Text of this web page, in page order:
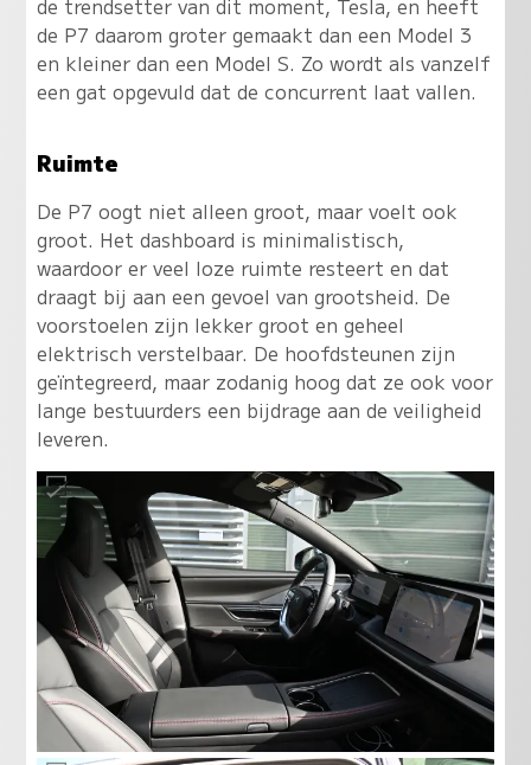
de P7 daarom groter gemaakt dan een Model 3
en kleiner dan een Model S. Zo wordt als vanzelf
een gat opgevuld dat de concurrent laat vallen.
Ruimte
De P7 oogt niet alleen groot, maar voelt ook
groot. Het dashboard is minimalistisch,
waardoor er veel loze ruimte resteert en dat
draagt bij aan een gevoel van grootsheid. De
voorstoelen zijn lekker groot en geheel
elektrisch verstelbaar. De hoofdsteunen zijn
geïntegreerd, maar zodanig hoog dat ze ook voor
lange bestuurders een bijdrage aan de veiligheid
leveren.